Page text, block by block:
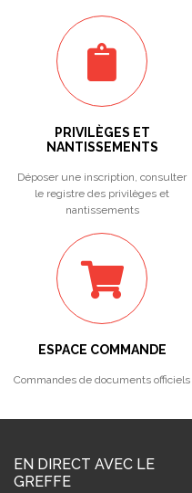
PRIVILÈGES ET
NANTISSEMENTS
Déposer une inscription, consulter
le registre des privilèges et
nantissements
ESPACE COMMANDE
Commandes de documents officiels
EN DIRECT AVEC LE
GREFFE